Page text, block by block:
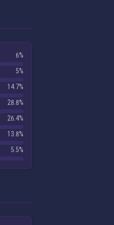
6%
5%
14.7%
28.8%
26.4%
13.8%
5.5%